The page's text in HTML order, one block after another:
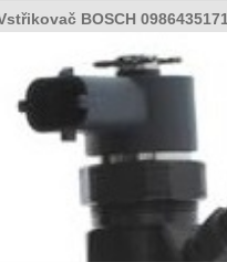
BOSCH